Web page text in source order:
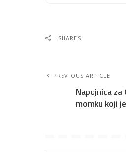
SHARES
PREVIOUS ARTICLE
Napojnica
momku koji